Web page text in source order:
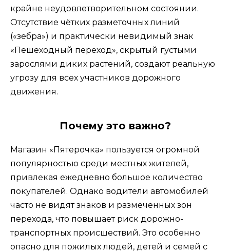
крайне неудовлетворительном состоянии.
Отсутствие чётких разметочных линий
(«зебра») и практически невидимый знак
«Пешеходный переход», скрытый густыми
зарослями диких растений, создают реальную
угрозу для всех участников дорожного
движения.
Почему это важно?
Магазин «Пятерочка» пользуется огромной
популярностью среди местных жителей,
привлекая ежедневно большое количество
покупателей. Однако водители автомобилей
часто не видят знаков и размеченных зон
перехода, что повышает риск дорожно-
транспортных происшествий. Это особенно
опасно для пожилых людей, детей и семей с